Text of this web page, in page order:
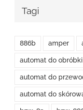
Tagi
886b amper
automat do
automat do
automat do